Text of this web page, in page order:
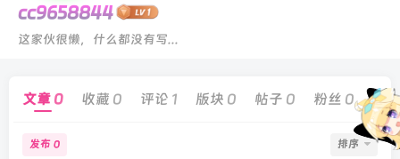
cc9658844
这家伙很懒，什么都没有写...
文章 0 收藏 0 评论 1 版块 0 帖子 0 粉丝 0
发布 0 排序